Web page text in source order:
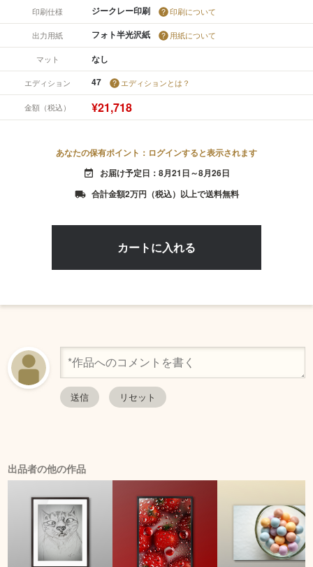
印刷仕様 ジークレー印刷 印刷について
出力用紙 フォト半光沢紙 用紙について
マット なし
エディション 47 エディションとは？
金額（税込） ¥21,718
あなたの保有ポイント：ログインすると表示されます
event_available お届け予定日：8月21日～8月26日
local_shipping 合計金額2万円（税込）以上で送料無料
出品者の他の作品